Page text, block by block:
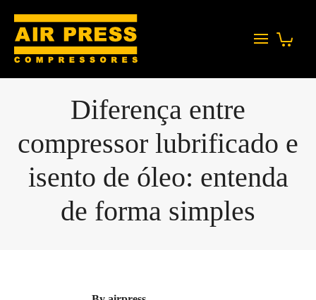
Diferença entre
compressor lubrificado e
isento de óleo: entenda
de forma simples